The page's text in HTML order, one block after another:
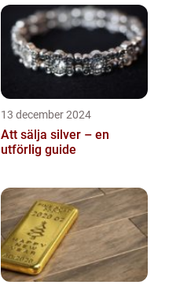
13 december 2024
Att sälja silver – en
utförlig guide